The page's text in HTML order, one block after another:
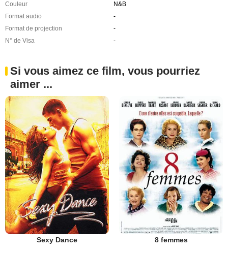
Couleur
N&B
Format audio
-
Format de projection
-
N° de Visa
-
Si vous aimez ce film, vous pourriez
aimer ...
Sexy Dance 8 femmes